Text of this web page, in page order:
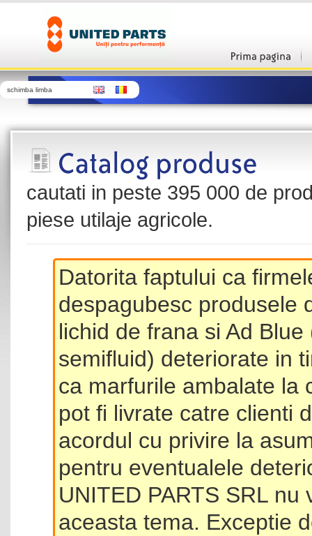
schimba limba
cautati in peste 395 000 de
piese utilaje agricole.
Datorita faptului ca
despagubesc produsele
lichid de frana si Ad
semifluid) deteriorate in
ca marfurile ambalate la
pot fi livrate catre clienti
acordul cu privire la
pentru eventualele
UNITED PARTS SRL
aceasta tema. Exceptie